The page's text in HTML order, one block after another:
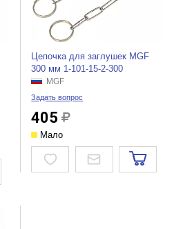
Цепочка для заглушек MGF
300 мм 1-101-15-2-300
MGF
Задать вопрос
405
Мало